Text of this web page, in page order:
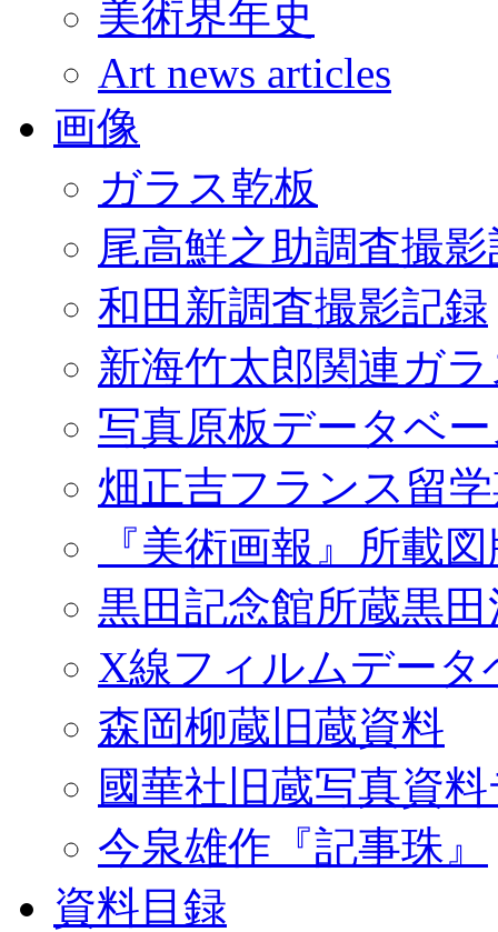
美術界年史
Art news articles
画像
ガラス乾板
尾高鮮之助調査撮
和田新調査撮影記録
新海竹太郎関連ガ
写真原板データベ
畑正吉フランス留
『美術画報』所載
黒田記念館所蔵黒
X線フィルムデータ
森岡柳蔵旧蔵資料
國華社旧蔵写真資
今泉雄作『記事珠』
資料目録